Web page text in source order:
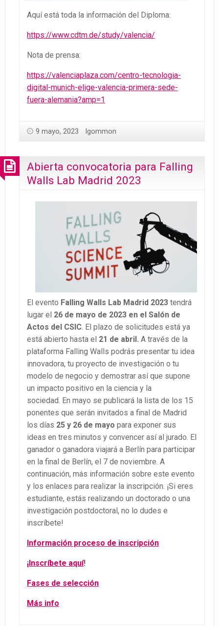
Aquí está toda la información del Diploma:
https://www.cdtm.de/study/valencia/
Nota de prensa:
https://valenciaplaza.com/centro-tecnologia-
digital-munich-elige-valencia-primera-sede-
fuera-alemania?amp=1
9 mayo, 2023 lgommon
Abierta convocatoria para Falling
Walls Lab Madrid 2023
El evento Falling Walls Lab Madrid 2023 tendrá
lugar el 26 de mayo de 2023 en el Salón de
Actos del CSIC . El plazo de solicitudes está ya
está abierto hasta el 21 de abril. A través de la
plataforma Falling Walls podrás presentar tu idea
innovadora, tu proyecto de investigación o tu
modelo de negocio y demostrar así que supone
un impacto positivo en la ciencia y la
sociedad. En mayo se publicará la lista de los 15
ponentes que serán invitados a final de Madrid
los días 25 y 26 de mayo para exponer sus
ideas en tres minutos y convencer así al jurado. El
ganador o ganadora viajará a Berlín para participar
en la final de Berlín, el 7 de noviembre. A
continuación, más información sobre este evento
y los enlaces para realizar la inscripción. ¡Si eres
estudiante, estás realizando un doctorado o una
investigación postdoctoral, no lo dudes e
inscríbete!
Información proceso de inscripción
¡Inscríbete aquí!
Fases de selección
Más info